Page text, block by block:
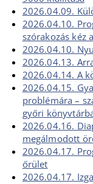
2026.04.09.
2026.04.10.
szórakozás kéz
2026.04.10.
2026.04.13.
2026.04.14. A
2026.04.15.
problémára –
győri
2026.04.16.
megálmodott
2026.04.17.
őrület
2026.04.17.